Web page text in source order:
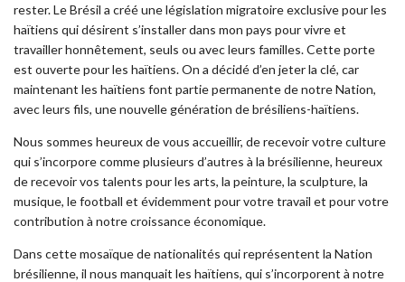
rester. Le Brésil a créé une législation migratoire exclusive pour les
haïtiens qui désirent s’installer dans mon pays pour vivre et
travailler honnêtement, seuls ou avec leurs familles. Cette porte
est ouverte pour les haïtiens. On a décidé d’en jeter la clé, car
maintenant les haïtiens font partie permanente de notre Nation,
avec leurs fils, une nouvelle génération de brésiliens-haïtiens.
Nous sommes heureux de vous accueillir, de recevoir votre culture
qui s’incorpore comme plusieurs d’autres à la brésilienne, heureux
de recevoir vos talents pour les arts, la peinture, la sculpture, la
musique, le football et évidemment pour votre travail et pour votre
contribution à notre croissance économique.
Dans cette mosaïque de nationalités qui représentent la Nation
brésilienne, il nous manquait les haïtiens, qui s’incorporent à notre